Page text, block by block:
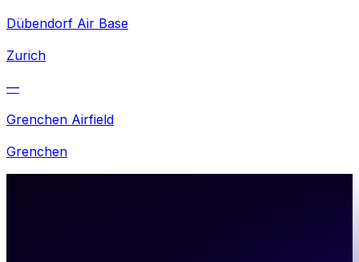
Dübendorf Air Base
Zurich
—
Grenchen Airfield
Grenchen